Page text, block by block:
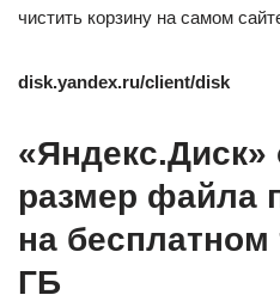
чистить корзину на самом
disk.yandex.ru/client/disk
«Яндекс.Диск»
размер файла
на
ГБ